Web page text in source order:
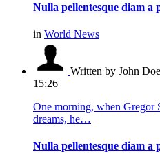
Nulla pellentesque diam a
in World News
Written by John Doe
15:26
One morning, when Gregor
dreams, he…
Nulla pellentesque diam a